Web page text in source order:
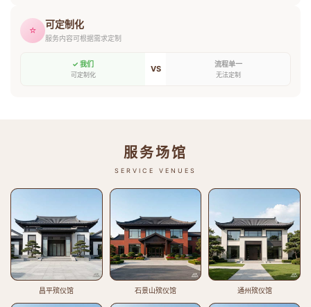
⭐ 可定制化
服务内容可根据需求定制
✓ 我们
可定制化
VS 流程单一
无法定制
服务场馆
SERVICE VENUES
昌平殡仪馆 石景山殡仪馆 通州殡仪馆